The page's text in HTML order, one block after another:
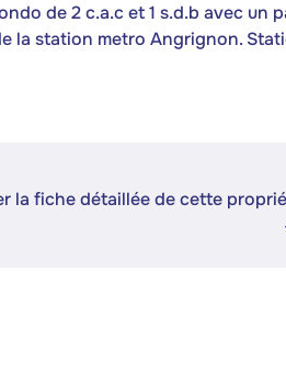
de 2 c.a.c et 1 s.d.b avec un
la station metro Angrignon.
la fiche détaillée de cette